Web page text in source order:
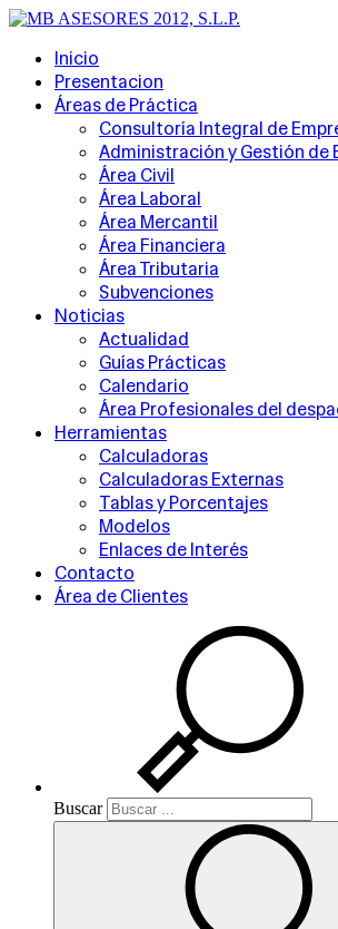
Inicio
Presentacion
Áreas de Práctica
Consultoría Integral de
Administración y Gestión de
Área Civil
Área Laboral
Área Mercantil
Área Financiera
Área Tributaria
Subvenciones
Noticias
Actualidad
Guías Prácticas
Calendario
Área Profesionales del
Herramientas
Calculadoras
Calculadoras Externas
Tablas y Porcentajes
Modelos
Enlaces de Interés
Contacto
Área de Clientes
Buscar